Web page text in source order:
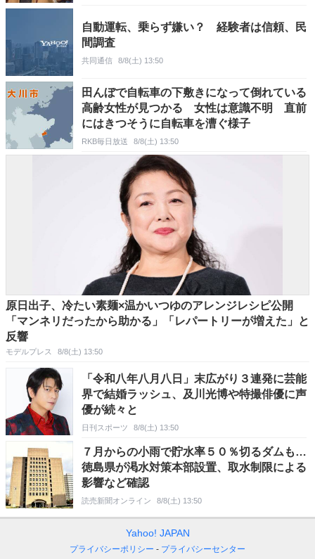
自動運転、乗らず嫌い？ 経験者は信頼、民
間調査
共同通信 8/8(土) 13:50
田んぼで自転車の下敷きになって倒れている
高齢女性が見つかる 女性は意識不明 直前
にはきつそうに自転車を漕ぐ様子
RKB毎日放送 8/8(土) 13:50
原日出子、冷たい素麺×温かいつゆのアレンジレシピ公開
「マンネリだったから助かる」「レパートリーが増えた」と
反響
モデルプレス 8/8(土) 13:50
「令和八年八月八日」末広がり３連発に芸能
界で結婚ラッシュ、及川光博や特撮俳優に声
優が続々と
日刊スポーツ 8/8(土) 13:50
７月からの小雨で貯水率５０％切るダムも…
徳島県が渇水対策本部設置、取水制限による
影響など確認
読売新聞オンライン 8/8(土) 13:50
Yahoo! JAPAN
プライバシーポリシー
プライバシーセンター